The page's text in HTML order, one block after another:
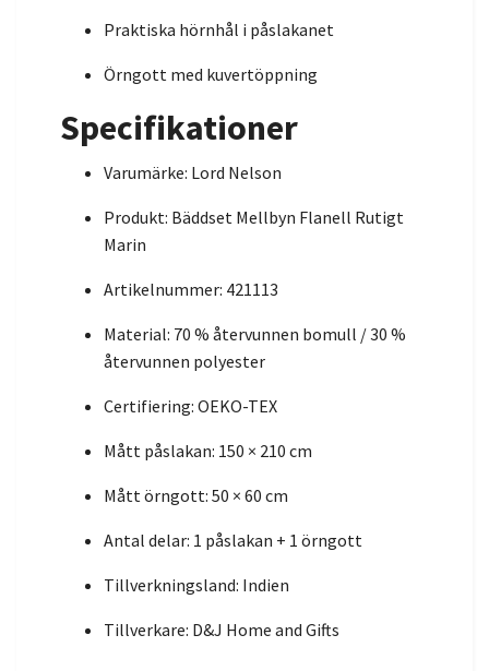
Praktiska hörnhål i påslakanet
Örngott med kuvertöppning
Specifikationer
Varumärke: Lord Nelson
Produkt: Bäddset Mellbyn Flanell Rutigt
Marin
Artikelnummer: 421113
Material: 70 % återvunnen bomull / 30 %
återvunnen polyester
Certifiering: OEKO-TEX
Mått påslakan: 150 × 210 cm
Mått örngott: 50 × 60 cm
Antal delar: 1 påslakan + 1 örngott
Tillverkningsland: Indien
Tillverkare: D&J Home and Gifts